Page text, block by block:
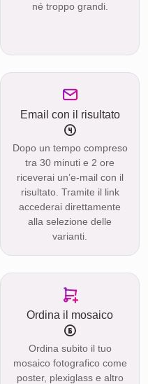
né troppo grandi.
Email con il risultato
Dopo un tempo compreso
tra 30 minuti e 2 ore
riceverai un’e-mail con il
risultato. Tramite il link
accederai direttamente
alla selezione delle
varianti.
Ordina il mosaico
Ordina subito il tuo
mosaico fotografico come
poster, plexiglass e altro